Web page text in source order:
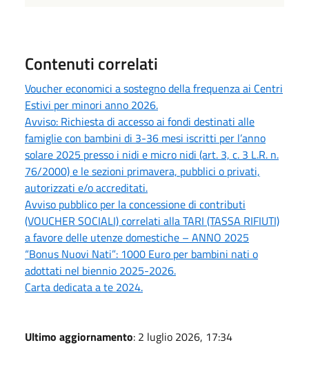
Contenuti correlati
Voucher economici a sostegno della frequenza ai Centri
Estivi per minori anno 2026.
Avviso: Richiesta di accesso ai fondi destinati alle
famiglie con bambini di 3-36 mesi iscritti per l’anno
solare 2025 presso i nidi e micro nidi (art. 3, c. 3 L.R. n.
76/2000) e le sezioni primavera, pubblici o privati,
autorizzati e/o accreditati.
Avviso pubblico per la concessione di contributi
(VOUCHER SOCIALI) correlati alla TARI (TASSA RIFIUTI)
a favore delle utenze domestiche – ANNO 2025
“Bonus Nuovi Nati”: 1000 Euro per bambini nati o
adottati nel biennio 2025-2026.
Carta dedicata a te 2024.
Ultimo aggiornamento: 2 luglio 2026, 17:34